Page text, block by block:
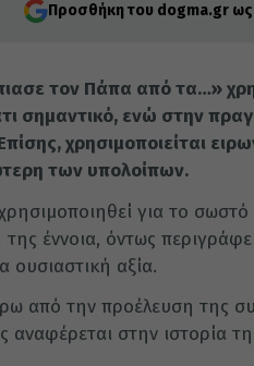
Προσθήκη του dogma.gr ως
τον Πάπα από τα…»
σημαντικό, ενώ στην
χρησιμοποιείται
των υπολοίπων.
για το σωστό
της έννοια, όντως
ουσιαστική αξία.
από την προέλευση της
αναφέρεται στην ιστορία